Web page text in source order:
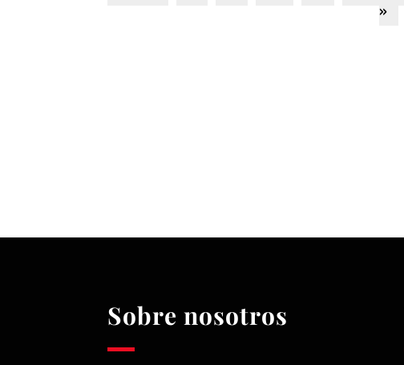
»
Sobre nosotros